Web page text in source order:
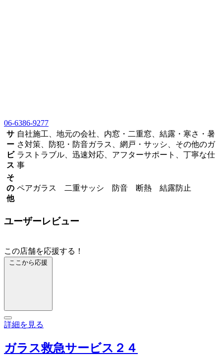
06-6386-9277
サ
ー
ビ
ス
自社施工、地元の会社、内窓・二重窓、結露・寒さ・暑
さ対策、防犯・防音ガラス、網戸・サッシ、その他のガ
ラストラブル、迅速対応、アフターサポート、丁寧な仕
事
そ
の
他
ペアガラス 二重サッシ 防音 断熱 結露防止
ユーザーレビュー
この店舗を応援する！
ここから応援
詳細を見る
ガラス救急サービス２４